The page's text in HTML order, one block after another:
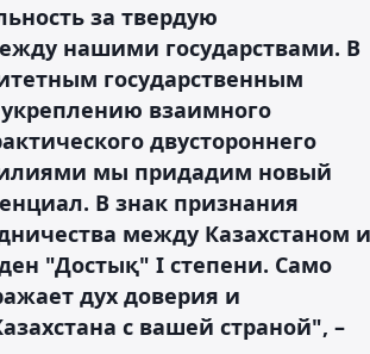
за твердую
нашими государствами. В
государственным
взаимного
двустороннего
мы придадим новый
В знак признания
между Казахстаном и
"Достық" I степени. Само
дух доверия и
с вашей страной", –